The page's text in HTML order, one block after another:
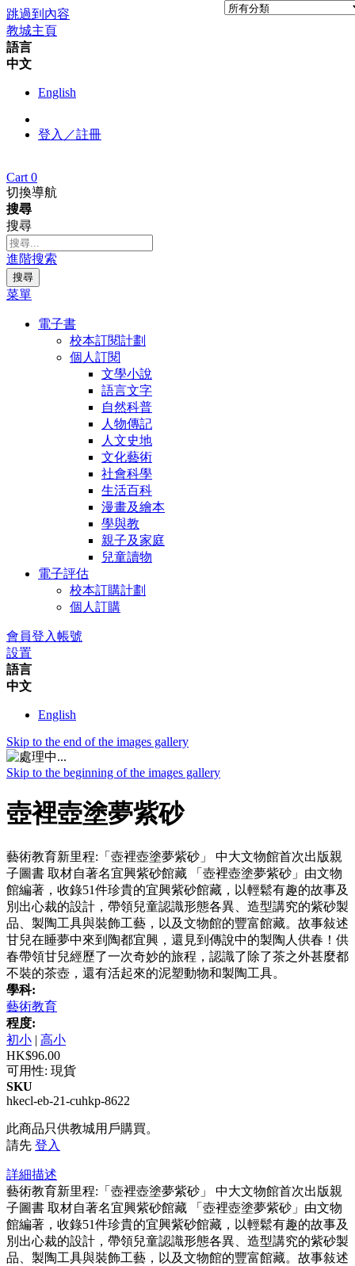
跳過到內容
教城主頁
語言
中文
English
登入／註冊
Cart 0
切換導航
搜尋
搜尋
進階搜索
搜尋
菜單
電子書
校本訂閱計劃
個人訂閱
文學小說
語言文字
自然科普
人物傳記
人文史地
文化藝術
社會科學
生活百科
漫畫及繪本
學與教
親子及家庭
兒童讀物
電子評估
校本訂購計劃
個人訂購
會員登入帳號
設置
語言
中文
English
Skip to the end of the images gallery
Skip to the beginning of the images gallery
壺裡壺塗夢紫砂
藝術教育新里程:「壺裡壺塗夢紫砂」 中大文物館首次出版親
子圖書 取材自著名宜興紫砂館藏 「壺裡壺塗夢紫砂」由文物
館編著，收錄51件珍貴的宜興紫砂館藏，以輕鬆有趣的故事及
別出心裁的設計，帶領兒童認識形態各異、造型講究的紫砂製
品、製陶工具與裝飾工藝，以及文物館的豐富館藏。故事敍述
甘兒在睡夢中來到陶都宜興，還見到傳說中的製陶人供春！供
春帶領甘兒經歷了一次奇妙的旅程，認識了除了茶之外甚麼都
不裝的茶壺，還有活起來的泥塑動物和製陶工具。
學科:
藝術教育
程度:
初小 | 高小
HK$96.00
可用性: 現貨
SKU
hkecl-eb-21-cuhkp-8622
此商品只供教城用戶購買。
請先 登入
詳細描述
藝術教育新里程:「壺裡壺塗夢紫砂」 中大文物館首次出版親
子圖書 取材自著名宜興紫砂館藏 「壺裡壺塗夢紫砂」由文物
館編著，收錄51件珍貴的宜興紫砂館藏，以輕鬆有趣的故事及
別出心裁的設計，帶領兒童認識形態各異、造型講究的紫砂製
品、製陶工具與裝飾工藝，以及文物館的豐富館藏。故事敍述